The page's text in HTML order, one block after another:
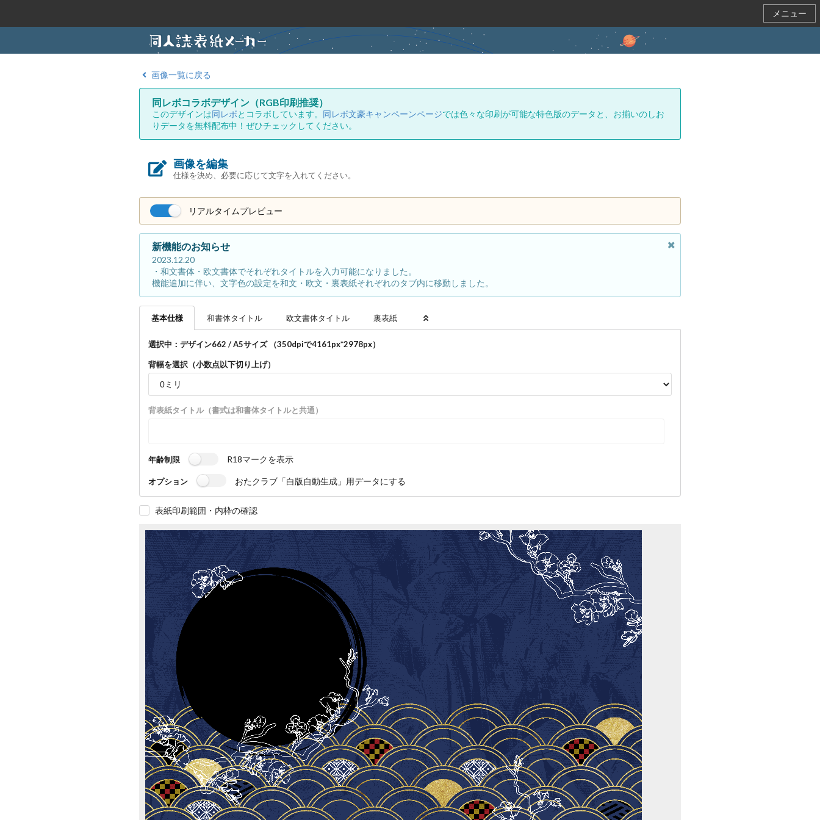
メニュー
画像一覧に戻る
同レボコラボデザイン（RGB印刷推奨）
このデザインは同レボとコラボしています。 同レボ文豪キャンペーンページでは色々な印刷が可能な特色版のデータと、お揃いのしお
りデータを無料配布中！ぜひチェックしてください。
画像を編集
仕様を決め、必要に応じて文字を入れてください。
リアルタイムプレビュー
新機能のお知らせ
2023.12.20
・和文書体・欧文書体でそれぞれタイトルを入力可能になりました。
機能追加に伴い、文字色の設定を和文・欧文・裏表紙それぞれのタブ内に移動しました。
基本仕様 和書体タイトル 欧文書体タイトル 裏表紙
選択中：デザイン662 / A5サイズ （350dpiで4161px*2978px）
背幅を選択（小数点以下切り上げ）
背表紙タイトル（書式は和書体タイトルと共通）
年齢制限 R18マークを表示
オプション おたクラブ「白版自動生成」用データにする
表紙印刷範囲・内枠の確認